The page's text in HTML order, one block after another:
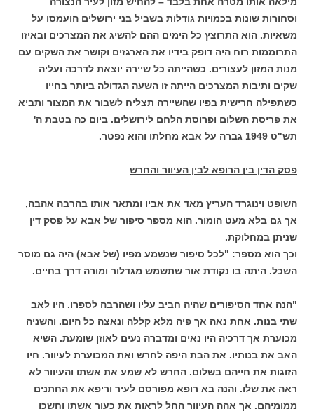
וסחורות שונות בכמויות גודלות בשביל בני ירושלים הועמסו על
משאיות. הוא התרוצץ כל הימים ההם להשיג את המצרכים ובאיזו
התרוממות רוח היה דופק בידיו את הארגזים וקושר את השקים עם
מנות המזון לעצורים. כשהייתה כל שיירה יוצאת לדרכה ועליה
שקים ותיבות המצרכים הייתה זו השעה הגדולה ביותר בחייו
כשתפילה חרישית בפיו שהשיירה תצליח לשבור את המצור ותביא
את פריסת השלום ופרוסת הלחם לירושלים. ביום כה בטבת ה'
תש"ט 1949 גברה על אבא מחלתו והוא נפטר.
פסק הדין בין הרופא לבין העיוור והחרש
השופט וינוגרד העריץ מאד את אביו ומתאר אותו בהרבה אהבה,
אך גם בלא מעט הומור. הוא מספר סיפור של אבא על פסק דין
שניתן במחלוקת.
וכך הוא מספר: "לכל סיפור שנשמע מפיו (של אבא) היה גם מוסר
השכל. היתה בו נקודת אור שתשמש מגדלור ומורה דרך בחיים.
"הנה אחד הסיפורים שהיה חביב עליו ושהרבה לספרו. היו לאב
שתי בנות. אחת נאה אך פיה מלא קללה ונאצה כל היום. והשניה
מכוערת אך דרכיה היו נאים ומדברה נעים לאוזן שומעת. השיא
האב את בנותיו. את הבת היפה לחרש ואת המכוערת לעיוור. חיו
הזוגות את חייהם בשלום. החרש לא שמע את אשתו והעיוור לא
ראה את שלו. והנה בא רופא מפורסם לעיר וריפא את החתנים
ממומיהם. אך אהה העיוור החל לראות את כעור אשתו וחשכו